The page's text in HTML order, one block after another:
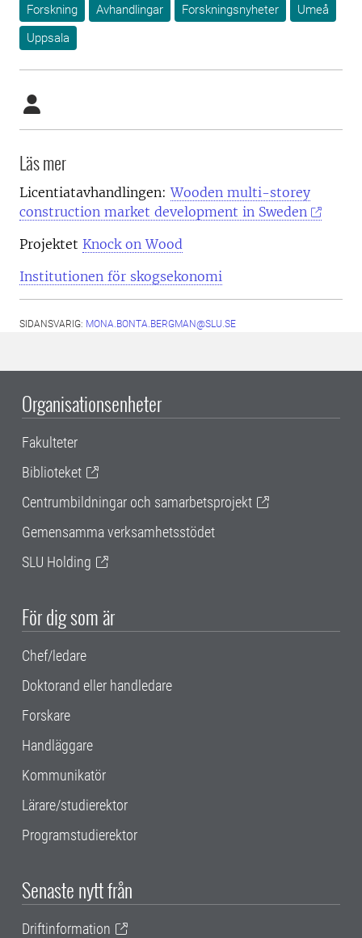
Forskning
Avhandlingar Forskningsnyheter
Umeå
Uppsala
Läs mer
Licentiatavhandlingen:Wooden multi-storey
construction market development in Sweden
Projektet Knock on Wood
Institutionen för skogsekonomi
SIDANSVARIG: MONA.BONTA.BERGMAN@SLU.SE
Organisationsenheter
Fakulteter
Biblioteket
Centrumbildningar och samarbetsprojekt
Gemensamma verksamhetsstödet
SLU Holding
För dig som är
Chef/ledare
Doktorand eller handledare
Forskare
Handläggare
Kommunikatör
Lärare/studierektor
Programstudierektor
Senaste nytt från
Driftinformation